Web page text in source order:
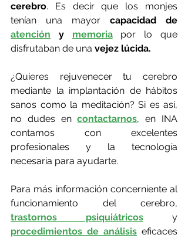
cerebro. Es decir que los monjes
tenían una mayor
atención y memoria por lo que
disfrutaban de una vejez lúcida.
¿Quieres rejuvenecer tu cerebro
mediante la implantación de hábitos
sanos como la meditación? Si es así,
no dudes en contactarnos, en INA
contamos con excelentes
profesionales y la tecnología
necesaria para ayudarte.
Para más información concerniente al
trastornos psiquiátricos
procedimientos de análisis eficaces